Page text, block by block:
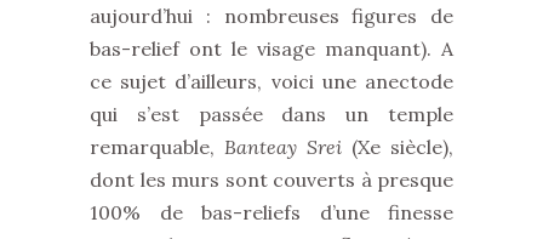
aujourd’hui : nombreuses figures de
bas-relief ont le visage manquant). A
ce sujet d’ailleurs, voici une anectode
qui s’est passée dans un temple
remarquable, Banteay Srei (Xe siècle),
dont les murs sont couverts à presque
100% de bas-reliefs d’une finesse